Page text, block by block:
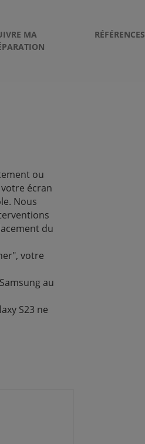
MA
RÉFÉRENCES
ou
écran
Nous
du
votre
au
S23 ne